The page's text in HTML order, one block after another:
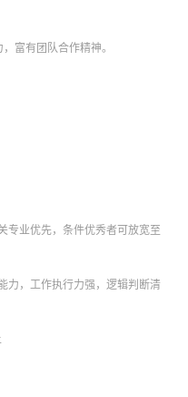
富有团队合作精神。
专业优先，条件优秀者可放宽至
力，工作执行力强，逻辑判断清